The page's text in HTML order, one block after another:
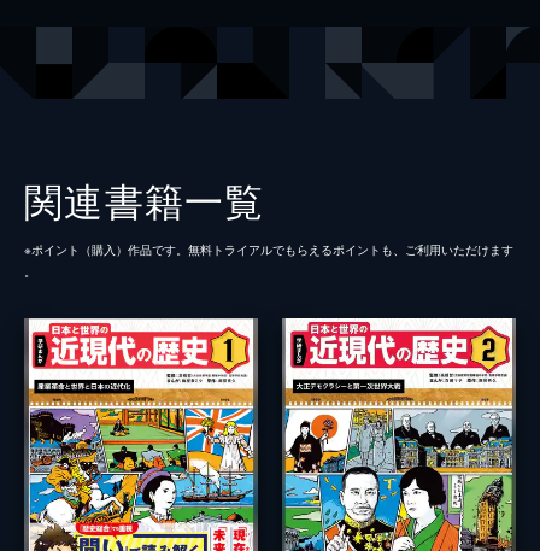
レーベル 学研まんが 日本と世界の近現代の歴史
関連書籍一覧
※ポイント（購⼊）作品です。無料トライアルでもらえるポイントも、ご利⽤いただけます
。